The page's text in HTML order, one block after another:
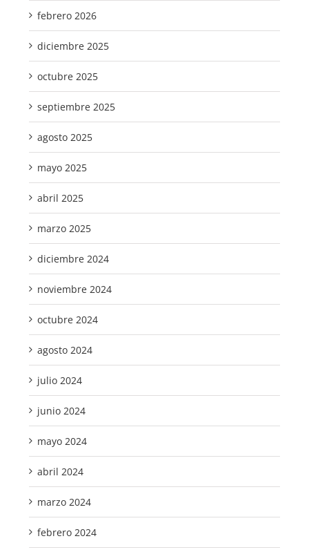
febrero 2026
diciembre 2025
octubre 2025
septiembre 2025
agosto 2025
mayo 2025
abril 2025
marzo 2025
diciembre 2024
noviembre 2024
octubre 2024
agosto 2024
julio 2024
junio 2024
mayo 2024
abril 2024
marzo 2024
febrero 2024